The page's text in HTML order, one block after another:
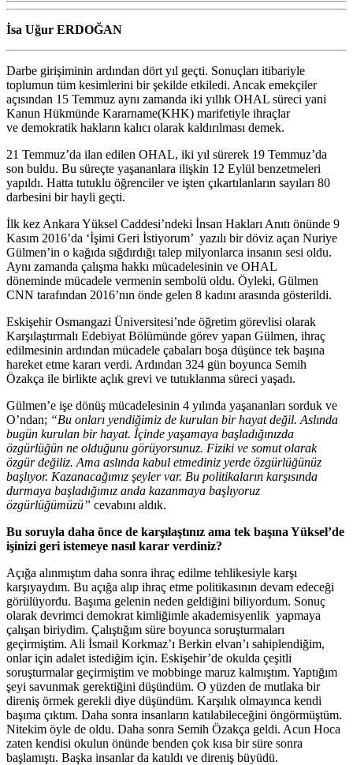
İsa Uğur ERDOĞAN
Darbe girişiminin ardından dört yıl geçti. Sonuçları itibariyle
toplumun tüm kesimlerini bir şekilde etkiledi. Ancak emekçiler
açısından 15 Temmuz aynı zamanda iki yıllık OHAL süreci yani
Kanun Hükmünde Kararname(KHK) marifetiyle ihraçlar
ve demokratik hakların kalıcı olarak kaldırılması demek.
21 Temmuz’da ilan edilen OHAL, iki yıl sürerek 19 Temmuz’da
son buldu. Bu süreçte yaşananlara ilişkin 12 Eylül benzetmeleri
yapıldı. Hatta tutuklu öğrenciler ve işten çıkartılanların sayıları 80
darbesini bir hayli geçti.
İlk kez Ankara Yüksel Caddesi’ndeki İnsan Hakları Anıtı önünde 9
Kasım 2016’da ‘İşimi Geri İstiyorum’ yazılı bir döviz açan Nuriye
Gülmen’in o kağıda sığdırdığı talep milyonlarca insanın sesi oldu.
Aynı zamanda çalışma hakkı mücadelesinin ve OHAL
döneminde mücadele vermenin sembolü oldu. Öyleki, Gülmen
CNN tarafından 2016’nın önde gelen 8 kadını arasında gösterildi.
Eskişehir Osmangazi Üniversitesi’nde öğretim görevlisi olarak
Karşılaştırmalı Edebiyat Bölümünde görev yapan Gülmen, ihraç
edilmesinin ardından mücadele çabaları boşa düşünce tek başına
hareket etme kararı verdi. Ardından 324 gün boyunca Semih
Özakça ile birlikte açlık grevi ve tutuklanma süreci yaşadı.
Gülmen’e işe dönüş mücadelesinin 4 yılında yaşananları sorduk ve
O’ndan; “Bu onları yendiğimiz de kurulan bir hayat değil. Aslında
bugün kurulan bir hayat. İçinde yaşamaya başladığınızda
özgürlüğün ne olduğunu görüyorsunuz. Fiziki ve somut olarak
özgür değiliz. Ama aslında kabul etmediniz yerde özgürlüğünüz
başlıyor. Kazanacağımız şeyler var. Bu politikaların karşısında
durmaya başladığımız anda kazanmaya başlıyoruz
özgürlüğümüzü” cevabını aldık.
Bu soruyla daha önce de karşılaştınız ama tek başına Yüksel’de
işinizi geri istemeye nasıl karar verdiniz?
Açığa alınmıştım daha sonra ihraç edilme tehlikesiyle karşı
karşıyaydım. Bu açığa alıp ihraç etme politikasının devam edeceği
görülüyordu. Başıma gelenin neden geldiğini biliyordum. Sonuç
olarak devrimci demokrat kimliğimle akademisyenlik yapmaya
çalışan biriydim. Çalıştığım süre boyunca soruşturmaları
geçirmiştim. Ali İsmail Korkmaz’ı Berkin elvan’ı sahiplendiğim,
onlar için adalet istediğim için. Eskişehir’de okulda çeşitli
soruşturmalar geçirmiştim ve mobbinge maruz kalmıştım. Yaptığım
şeyi savunmak gerektiğini düşündüm. O yüzden de mutlaka bir
direniş örmek gerekli diye düşündüm. Karşılık olmayınca kendi
başıma çıktım. Daha sonra insanların katılabileceğini öngörmüştüm.
Nitekim öyle de oldu. Daha sonra Semih Özakça geldi. Acun Hoca
zaten kendisi okulun önünde benden çok kısa bir süre sonra
başlamıştı. Başka insanlar da katıldı ve direniş büyüdü.